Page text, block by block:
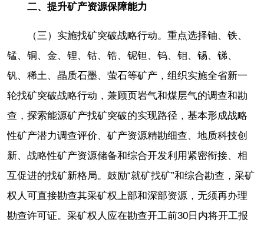
二、提升矿产资源保障能力
（三）实施找矿突破战略行动。重点选择铀、铁、
锰、铜、金、锂、钴、锆、铌钽、钨、钼、锡、锑、
钒、稀土、晶质石墨、萤石等矿产，组织实施全省新一
轮找矿突破战略行动，兼顾页岩气和煤层气的调查和勘
查，探索能源矿产找矿突破的实现路径，基本形成战略
性矿产潜力调查评价、矿产资源精勘细查、地质科技创
新、战略性矿产资源储备和综合开发利用紧密衔接、相
互促进的找矿新格局。鼓励“就矿找矿”和综合勘查，采矿
权人可直接勘查其采矿权上部和深部资源，无须再办理
勘查许可证。采矿权人应在勘查开工前30日内将开工报